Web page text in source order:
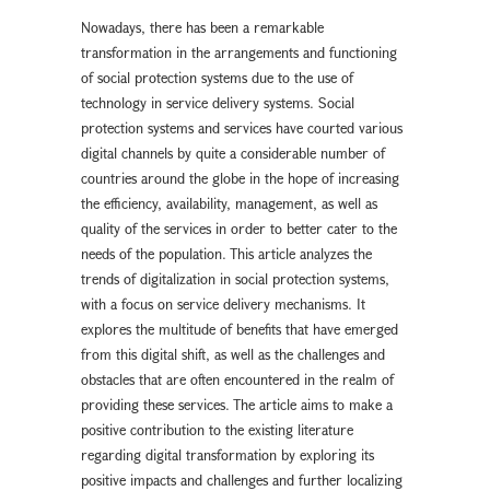
Nowadays, there has been a remarkable
transformation in the arrangements and functioning
of social protection systems due to the use of
technology in service delivery systems. Social
protection systems and services have courted various
digital channels by quite a considerable number of
countries around the globe in the hope of increasing
the efficiency, availability, management, as well as
quality of the services in order to better cater to the
needs of the population. This article analyzes the
trends of digitalization in social protection systems,
with a focus on service delivery mechanisms. It
explores the multitude of benefits that have emerged
from this digital shift, as well as the challenges and
obstacles that are often encountered in the realm of
providing these services. The article aims to make a
positive contribution to the existing literature
regarding digital transformation by exploring its
positive impacts and challenges and further localizing